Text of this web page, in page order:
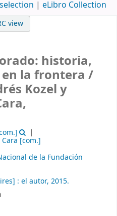
| eLibro Collection
view
historia,
la frontera /
Kozel y
[com.]
de la Fundación
: el autor, 2015.